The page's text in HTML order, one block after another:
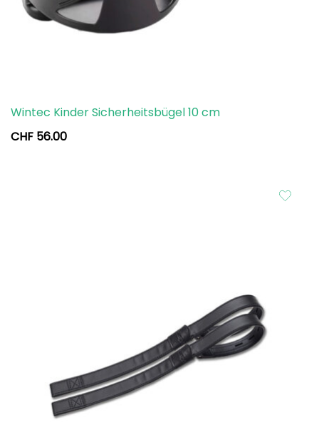
Wintec Kinder Sicherheitsbügel 10 cm
CHF 56.00